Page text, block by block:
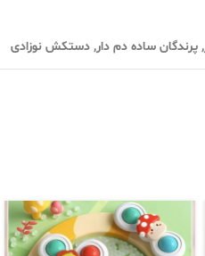
, پرندگان ساده دم دار, دستکش نوزادی